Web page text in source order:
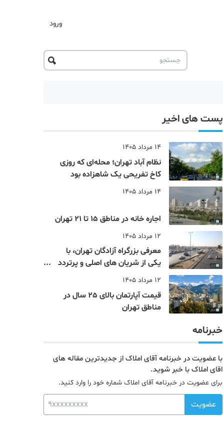
ورود
پست های اخیر
14 مرداد 1405
نظام‌ آباد تهران؛ محله‌ای که روزی
کاخ تفریحی یک شاهزاده بود
14 مرداد 1405
اجاره خانه در مناطق 15 تا 21 تهران
12 مرداد 1405
معرفی بزرگراه آزادگان تهران، با
یکی از شریان های اصلی و پرتردد
جنوب پایتخت آشنا شوید
12 مرداد 1405
قیمت آپارتمان بالای 25 سال در
مناطق تهران
خبرنامه
با عضویت در خبرنامه آقای املاک از جدیدترین مقاله های
اقای املاک با خبر شوید.
برای عضویت در خبرنامه آقای املاک شماره خود را وارد کنید.
عضویت